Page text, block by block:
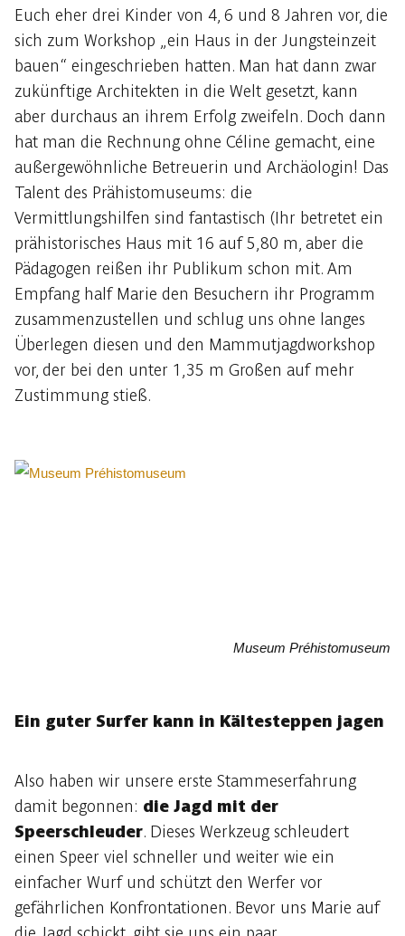
Euch eher drei Kinder von 4, 6 und 8 Jahren vor, die
sich zum Workshop „ein Haus in der Jungsteinzeit
bauen“ eingeschrieben hatten. Man hat dann zwar
zukünftige Architekten in die Welt gesetzt, kann
aber durchaus an ihrem Erfolg zweifeln. Doch dann
hat man die Rechnung ohne Céline gemacht, eine
außergewöhnliche Betreuerin und Archäologin! Das
Talent des Prähistomuseums: die
Vermittlungshilfen sind fantastisch (Ihr betretet ein
prähistorisches Haus mit 16 auf 5,80 m, aber die
Pädagogen reißen ihr Publikum schon mit. Am
Empfang half Marie den Besuchern ihr Programm
zusammenzustellen und schlug uns ohne langes
Überlegen diesen und den Mammutjagdworkshop
vor, der bei den unter 1,35 m Großen auf mehr
Zustimmung stieß.
Museum Préhistomuseum
Ein guter Surfer kann in Kältesteppen jagen
Also haben wir unsere erste Stammeserfahrung
damit begonnen: die Jagd mit der
Speerschleuder. Dieses Werkzeug schleudert
einen Speer viel schneller und weiter wie ein
einfacher Wurf und schützt den Werfer vor
gefährlichen Konfrontationen. Bevor uns Marie auf